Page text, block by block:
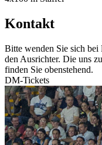
Kontakt
Bitte wenden Sie sich bei
den Ausrichter. Die uns
finden Sie obenstehend.
DM-Tickets